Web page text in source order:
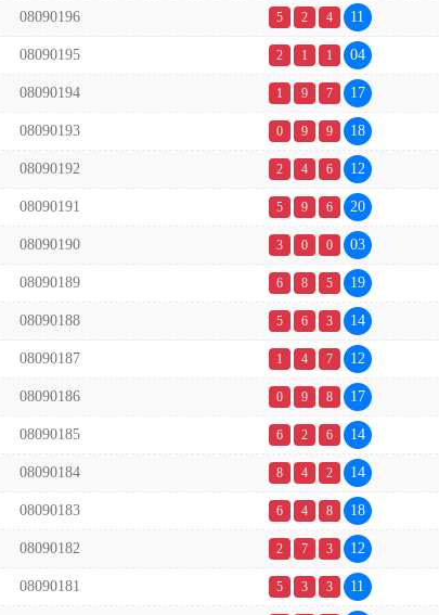
08090196 5 2 4 11
08090195 2 1 1 04
08090194 1 9 7 17
08090193 0 9 9 18
08090192 2 4 6 12
08090191 5 9 6 20
08090190 3 0 0 03
08090189 6 8 5 19
08090188 5 6 3 14
08090187 1 4 7 12
08090186 0 9 8 17
08090185 6 2 6 14
08090184 8 4 2 14
08090183 6 4 8 18
08090182 2 7 3 12
08090181 5 3 3 11